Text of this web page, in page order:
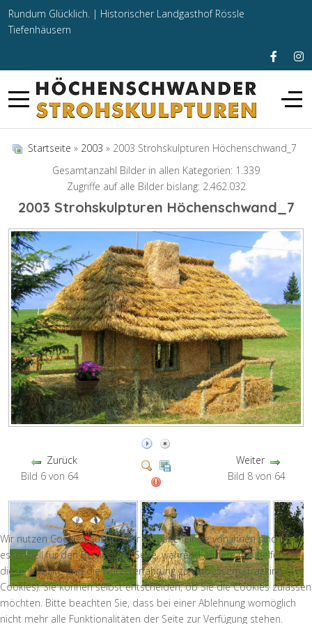
Rundum Glücklich. | Historischer Landgasthof Rössle
Tiefenhäusern
Startseite » 2003 » 2003 Strohskulpturen Höchenschwand_7
Gesamtanzahl Bilder in allen Kategorien: 1.339
Zugriffe auf alle Bilder bislang: 2.462.032
2003 Strohskulpturen Höchenschwand_7
Zurück
Bild 6 von 64
Weiter
Bild 8 von 64
Wir nutzen Cookies auf unserer Website. Einige von ihnen sind
essenziell für den Betrieb der Seite, während andere uns helfen,
diese Website und die Nutzererfahrung zu verbessern (Tracking
Cookies). Sie können selbst entscheiden, ob Sie die Cookies zulassen
möchten. Bitte beachten Sie, dass bei einer Ablehnung womöglich
nicht mehr alle Funktionalitäten der Seite zur Verfügung stehen.